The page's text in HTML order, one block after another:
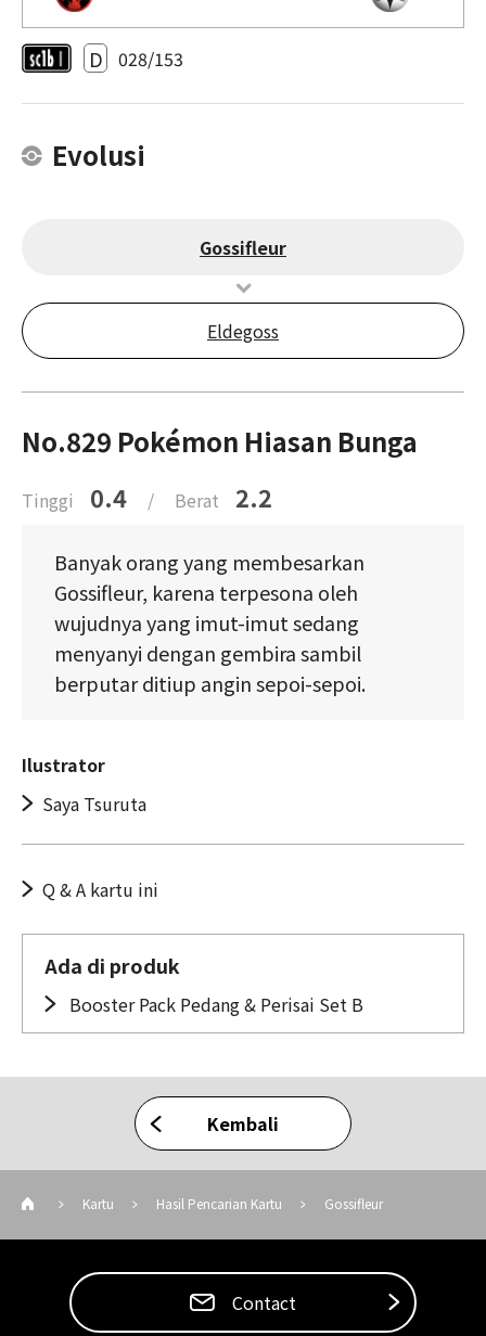
D 028/153
Evolusi
Gossifleur
Eldegoss
No.829 Pokémon Hiasan Bunga
Tinggi 0.4 / Berat 2.2
Banyak orang yang membesarkan
Gossifleur, karena terpesona oleh
wujudnya yang imut-imut sedang
menyanyi dengan gembira sambil
berputar ditiup angin sepoi-sepoi.
Ilustrator
Saya Tsuruta
Q & A kartu ini
Ada di produk
Booster Pack Pedang & Perisai Set B
Kembali
Kartu Hasil Pencarian Kartu Gossifleur
Contact